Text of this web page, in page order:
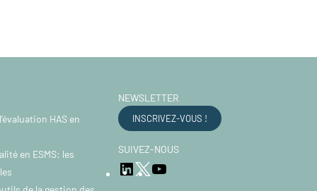
HAS en
en ESMS: les
NEWSLETTER
INSCRIVEZ-VOUS !
SUIVEZ-NOUS
LinkedIn
Twitter